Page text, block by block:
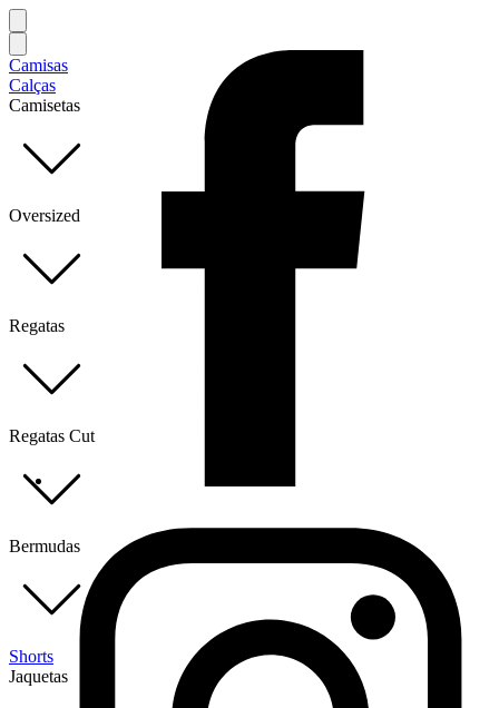
Camisas
Calças
Camisetas
Oversized
Regatas
Regatas Cut
Bermudas
Shorts
Jaquetas